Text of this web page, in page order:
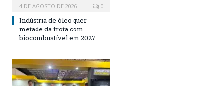
4 DE AGOSTO DE 2026 0
Indústria de óleo quer
metade da frota com
biocombustível em 2027